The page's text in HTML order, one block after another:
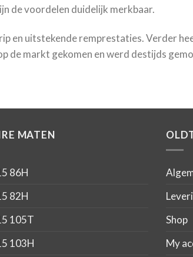
de voordelen duidelijk merkbaar.
en uitstekende remprestaties. Verder
de markt gekomen en werd destijds
MATEN
86H
82H
105T
103H
Shop
My